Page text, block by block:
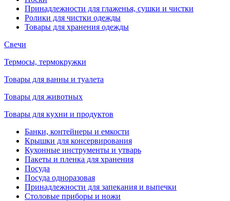
Принадлежности для глаженья, сушки и чистки
Ролики для чистки одежды
Товары для хранения одежды
Свечи
Термосы, термокружки
Товары для ванны и туалета
Товары для животных
Товары для кухни и продуктов
Банки, контейнеры и емкости
Крышки для консервирования
Кухонные инструменты и утварь
Пакеты и пленка для хранения
Посуда
Посуда одноразовая
Принадлежности для запекания и выпечки
Столовые приборы и ножи